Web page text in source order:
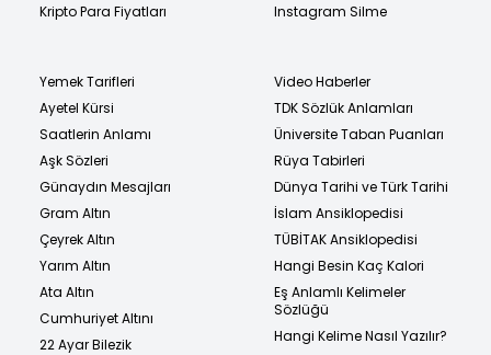
Kripto Para Fiyatları
Instagram Silme
Yemek Tarifleri
Ayetel Kürsi
Saatlerin Anlamı
Aşk Sözleri
Günaydın Mesajları
Gram Altın
Çeyrek Altın
Yarım Altın
Ata Altın
Cumhuriyet Altını
22 Ayar Bilezik
Video Haberler
TDK Sözlük Anlamları
Üniversite Taban Puanları
Rüya Tabirleri
Dünya Tarihi ve Türk Tarihi
İslam Ansiklopedisi
TÜBİTAK Ansiklopedisi
Hangi Besin Kaç Kalori
Eş Anlamlı Kelimeler
Sözlüğü
Hangi Kelime Nasıl Yazılır?